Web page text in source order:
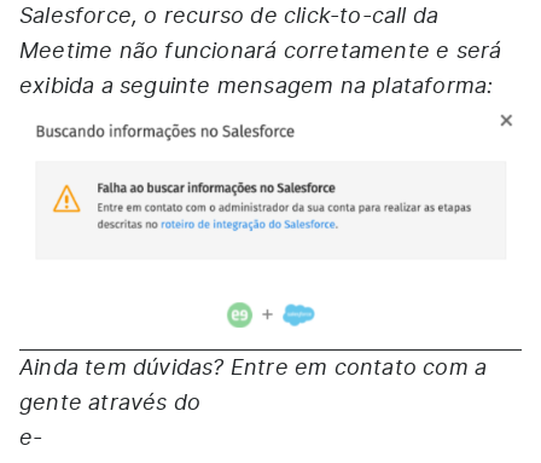
Salesforce, o recurso de click-to-call da
Meetime não funcionará corretamente e será
exibida a seguinte mensagem na plataforma:
Ainda tem dúvidas? Entre em contato com a
gente através do
e-